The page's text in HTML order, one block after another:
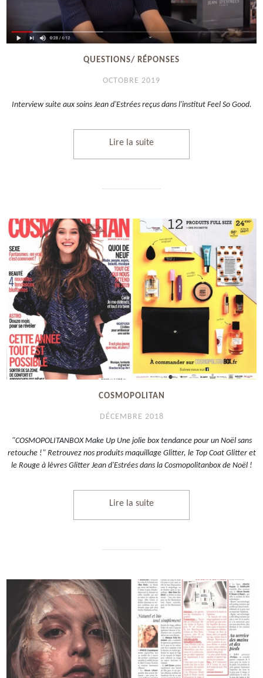
QUESTIONS/ RÉPONSES
OCTOBRE 2019
Interview suite aux soins Jean d'Estrées reçus dans l'institut Feel So Good.
Lire la suite
COSMOPOLITAN
DÉCEMBRE 2018
"COSMOPOLITANBOX Make Up Une jolie box tendance pour un Noël sans
retouche !" Retrouvez nos produits maquillage Glitter, le Top Coat Glitter et
le Rouge à lèvres Glitter Jean d'Estrées dans la Cosmopolitanbox de Noël !
Lire la suite